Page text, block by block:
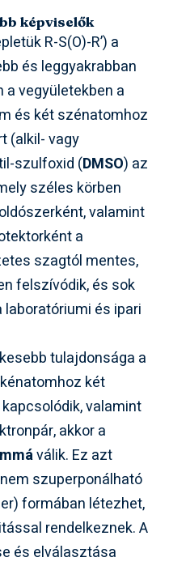
képviselők
R-S(O)-R’) a
és leggyakrabban
a vegyületekben a
és két szénatomhoz
(alkil- vagy
szulfoxid (DMSO) az
széles körben
valamint
a
szagtól mentes,
felszívódik, és sok
és ipari
tulajdonsága a
két
valamint
akkor a
válik. Ez azt
szuperponálható
formában létezhet,
rendelkeznek. A
és elválasztása